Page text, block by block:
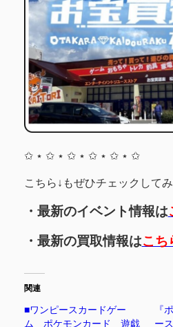
✩ ⋆ ✩ ⋆ ✩ ⋆ ✩ ⋆ ✩ ⋆ ✩
こちら↓もぜひチェックして
・最新のイベント情報は
・最新の買取情報はこち
関連
■ワンピースカードゲー
ム ポケモンカード 遊戯
『
ー